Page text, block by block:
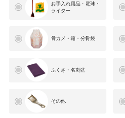
お手入れ用品・電球・
ライター
骨カメ・箱・分骨袋
ふくさ・名刺盆
その他